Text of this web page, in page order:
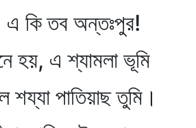
এ কি তব অন্তঃপুর!
হয়, এ শ্যামলা ভূমি
শয্যা পাতিয়াছ তুমি।